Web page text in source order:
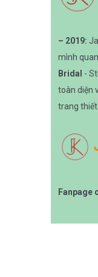
– 2019:
mình
Bridal -
toàn diện
trang thiết
Fanpage